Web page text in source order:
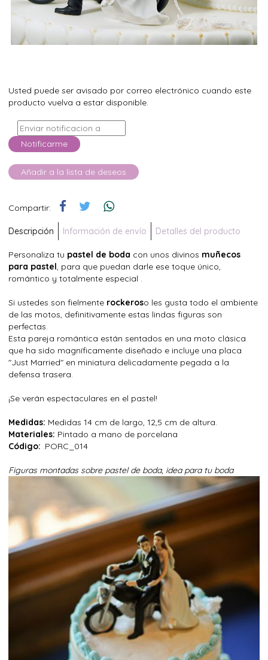
Usted puede ser avisado por correo electrónico cuando este
producto vuelva a estar disponible.
Notificarme
Añadir a la lista de deseos
Compartir:
Descripción Información de envío Detalles del producto
Personaliza tu pastel de boda con unos divinos muñecos
para pastel, para que puedan darle ese toque único,
romántico y totalmente especial .
Si ustedes son fielmente rockeroso les gusta todo el ambiente
de las motos, definitivamente estas lindas figuras son
perfectas.
Esta pareja romántica están sentados en una moto clásica
que ha sido magníficamente diseñado e incluye una placa
"Just Married" en miniatura delicadamente pegada a la
defensa trasera.
¡Se verán espectaculares en el pastel!
Medidas: Medidas 14 cm de largo, 12,5 cm de altura.
Materiales: Pintado a mano de porcelana
Código: .PORC_014
Figuras montadas sobre pastel de boda, idea para tu boda